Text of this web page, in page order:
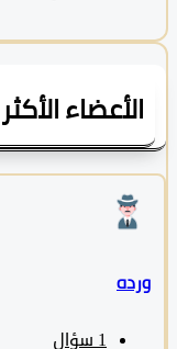
الأكثر
سؤال